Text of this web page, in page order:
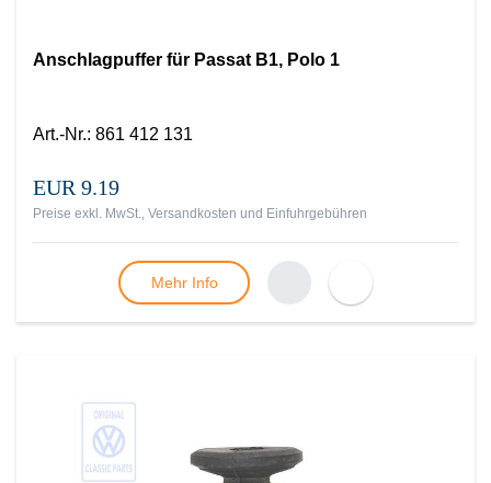
Anschlagpuffer für Passat B1, Polo 1
Art.-Nr.: 861 412 131
EUR 9.19
Preise exkl. MwSt., Versandkosten und Einfuhrgebühren
Mehr Info